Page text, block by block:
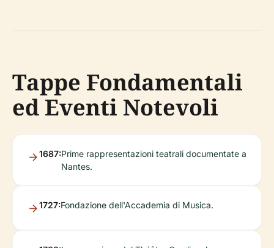
Tappe Fondamentali
ed Eventi Notevoli
1687:Prime rappresentazioni teatrali documentate a
Nantes.
1727:Fondazione dell'Accademia di Musica.